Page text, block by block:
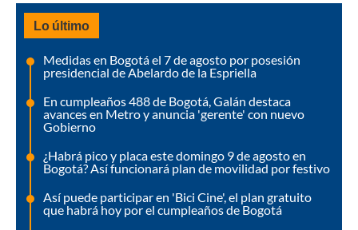
Lo último
Medidas en Bogotá el 7 de agosto por posesión
presidencial de Abelardo de la Espriella
En cumpleaños 488 de Bogotá, Galán destaca
avances en Metro y anuncia 'gerente' con nuevo
Gobierno
¿Habrá pico y placa este domingo 9 de agosto en
Bogotá? Así funcionará plan de movilidad por festivo
Así puede participar en 'Bici Cine', el plan gratuito
que habrá hoy por el cumpleaños de Bogotá